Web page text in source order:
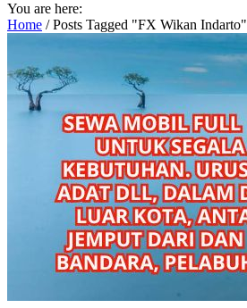
You are here:
Home /Posts Tagged "FX Wikan Indarto"